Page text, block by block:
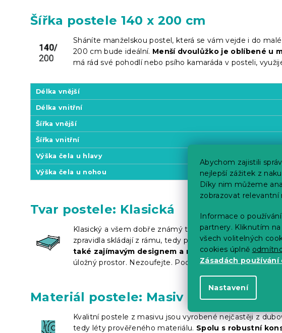
Abychom zajistili
nejlepší zážitek z
Díky nim můžeme
zobrazovat relevantní
Informace o
partnery. Kliknutím na
všech volitelných
cookies úplně
Zásadách používání
Nastavení
Šířka postele 140 x 200 cm
Sháníte manželskou postel, která se vám vejde i do
200 cm bude ideální. Menší dvoulůžko je oblíbené u
má rád své pohodlí nebo psího kamaráda v posteli,
Délka vnější
Délka vnitřní
Šířka vnější
Šířka vnitřní
Výška čela u hlavy
Výška čela u nohou
Tvar postele: Klasická
Klasický a všem dobře známý tvar postele stojí
zpravidla skládají z rámu, tedy pevného korpusu a dále
také zajímavým designem a různým barevným
úložný prostor. Nezoufejte. Pod většinu klasických
Materiál postele: Masiv
Kvalitní postele z masivu jsou vyrobené nejčastěji z
tedy léty prověřeného materiálu. Spolu s robustní